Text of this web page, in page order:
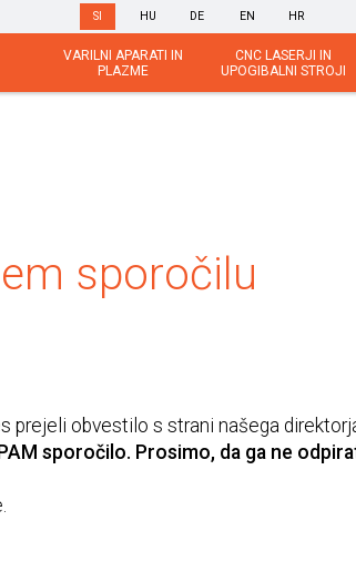
SI HU DE EN HR
VARILNI APARATI IN
PLAZME
CNC LASERJI IN
UPOGIBALNI STROJI
sporočilu
prejeli obvestilo s strani našega
sporočilo. Prosimo, da ga ne